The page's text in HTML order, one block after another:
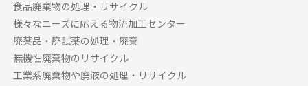
食品廃棄物の処理・リサイクル
様々なニーズに応える物流加工センター
廃薬品・廃試薬の処理・廃棄
無機性廃棄物のリサイクル
工業系廃棄物や廃液の処理・リサイクル